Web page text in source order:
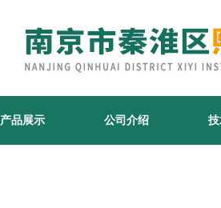
产品展示 公司介绍